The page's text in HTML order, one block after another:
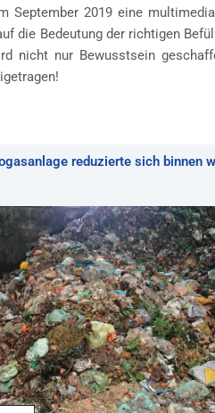
September 2019 eine
die Bedeutung der richtigen
nicht nur Bewusstsein
reduzierte sich binnen